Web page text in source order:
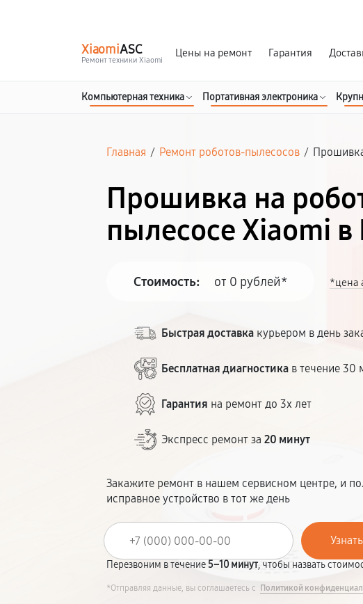
XiaomiASC
Ремонт техники Xiaomi
Цены на ремонт Гарантия
Компьютерная техника Портативная электроника
Главная / Ремонт роботов-пылесосов /
Прошивка на
пылесосе Xiaomi в
Стоимость: от 0 рублей* *цена
Быстрая доставка курьером в день
Бесплатная диагностика в течение 30
Гарантия на ремонт до 3х лет
Экспресс ремонт за20 минут
Закажите ремонт в нашем сервисном центре, и
исправное устройство в тот же день
Перезвоним в течение5–10 минут, чтобы назвать
*Отправляя данные, вы соглашаетесь с Политикой